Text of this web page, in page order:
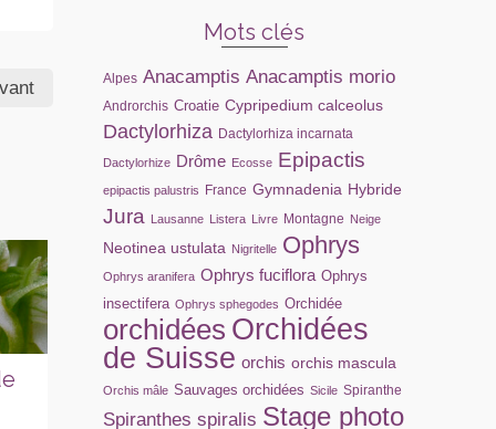
Stage photo
2026
Bonne année
2026
Mots clés
Alpes Anacamptis Anacamptis morio
Androrchis Croatie Cypripedium calceolus
Dactylorhiza Dactylorhiza incarnata
Dactylorhize Drôme Ecosse Epipactis
epipactis palustris France Gymnadenia Hybride
Jura Lausanne Listera Livre Montagne Neige
Neotinea ustulata Nigritelle Ophrys
Ophrys aranifera Ophrys fuciflora Ophrys
insectifera Ophrys sphegodes Orchidée
orchidées Orchidées
de Suisse orchis orchis mascula
Orchis mâle Sauvages orchidées Sicile Spiranthe
Spiranthes spiralis Stage photo